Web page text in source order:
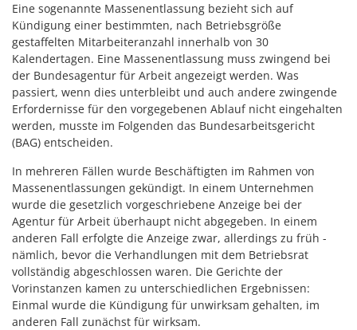
Eine sogenannte Massenentlassung bezieht sich auf
Kündigung einer bestimmten, nach Betriebsgröße
gestaffelten Mitarbeiteranzahl innerhalb von 30
Kalendertagen. Eine Massenentlassung muss zwingend bei
der Bundesagentur für Arbeit angezeigt werden. Was
passiert, wenn dies unterbleibt und auch andere zwingende
Erfordernisse für den vorgegebenen Ablauf nicht eingehalten
werden, musste im Folgenden das Bundesarbeitsgericht
(BAG) entscheiden.
In mehreren Fällen wurde Beschäftigten im Rahmen von
Massenentlassungen gekündigt. In einem Unternehmen
wurde die gesetzlich vorgeschriebene Anzeige bei der
Agentur für Arbeit überhaupt nicht abgegeben. In einem
anderen Fall erfolgte die Anzeige zwar, allerdings zu früh -
nämlich, bevor die Verhandlungen mit dem Betriebsrat
vollständig abgeschlossen waren. Die Gerichte der
Vorinstanzen kamen zu unterschiedlichen Ergebnissen:
Einmal wurde die Kündigung für unwirksam gehalten, im
anderen Fall zunächst für wirksam.